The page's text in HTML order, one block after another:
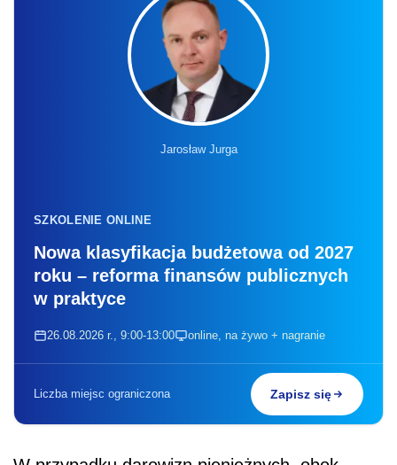
Jarosław Jurga
SZKOLENIE ONLINE
Nowa klasyfikacja budżetowa od 2027
roku – reforma finansów publicznych
w praktyce
26.08.2026 r., 9:00-13:00 online, na żywo + nagranie
Liczba miejsc ograniczona Zapisz się